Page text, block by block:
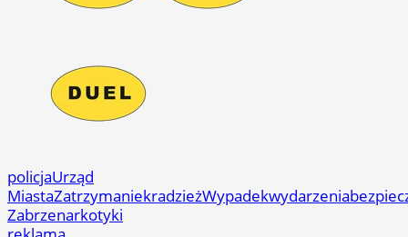
policjaUrząd
MiastaZatrzymaniekradzieżWypadekwydarzenia
Zabrzenarkotyki